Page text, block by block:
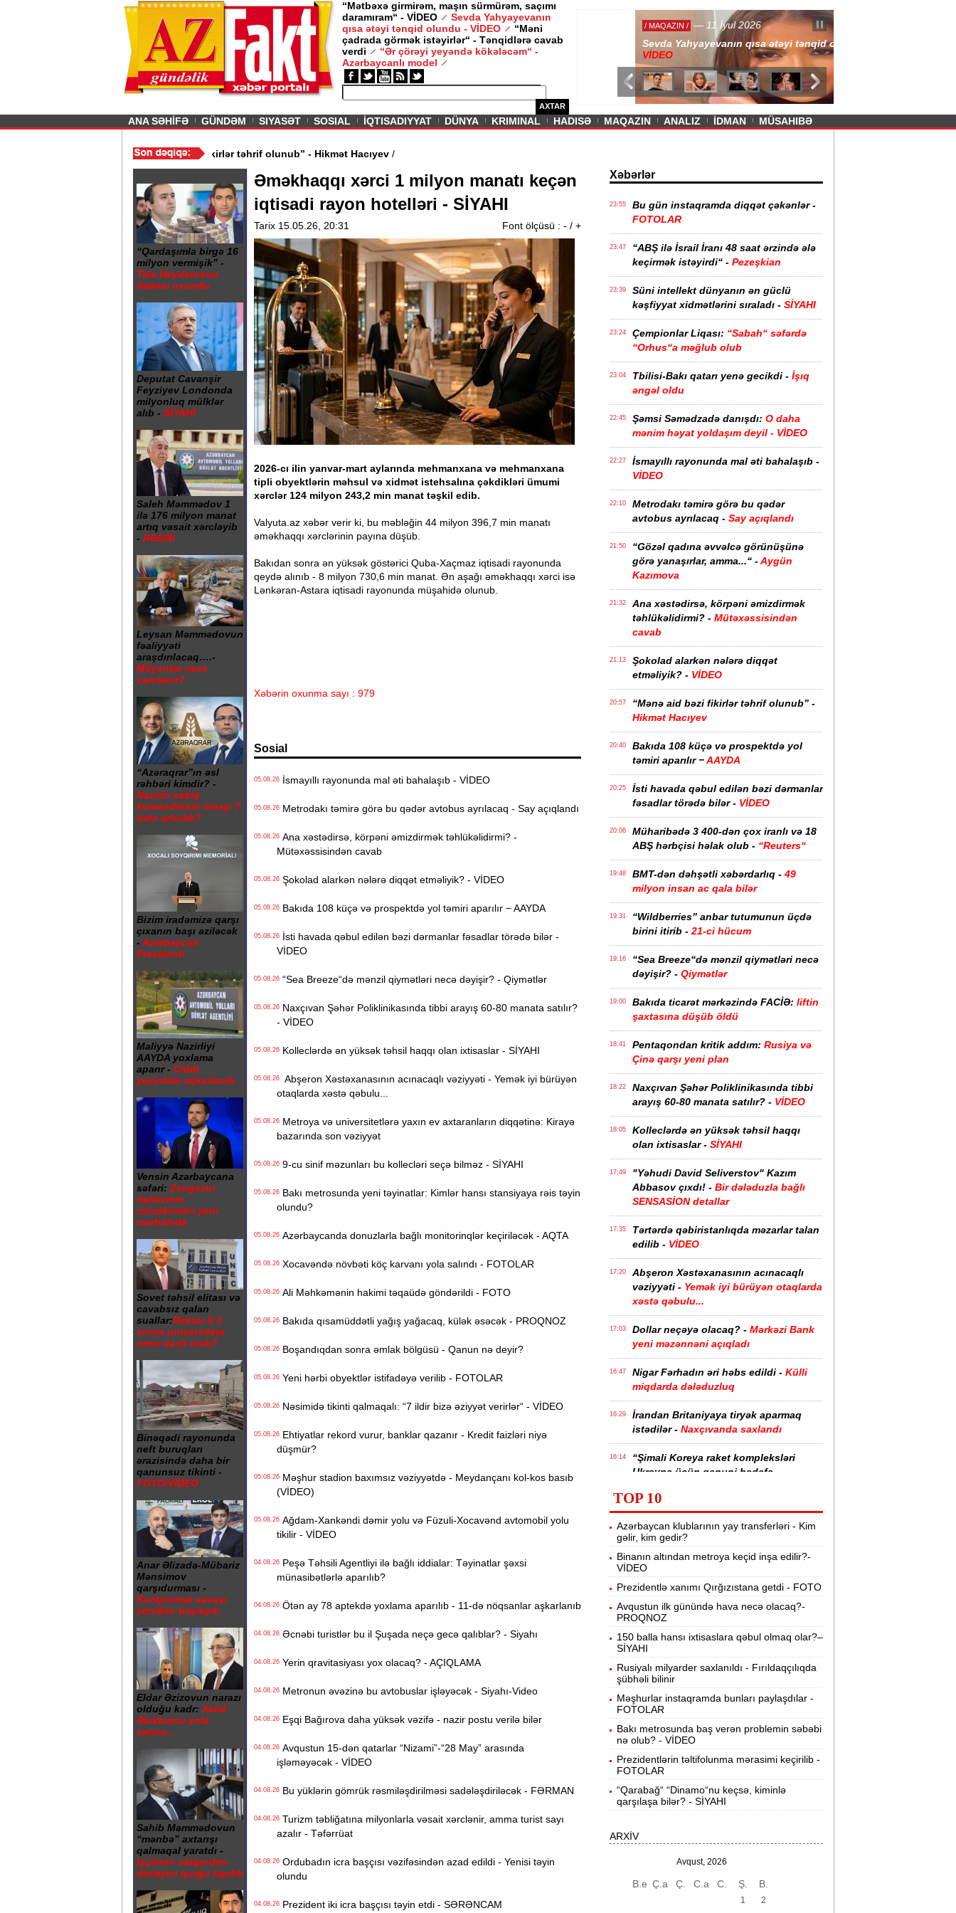
“Mətbəxə girmirəm, maşın sürmürəm, saçımı
daramıram“ - VİDEO
Sevda Yahyayevanın
qısa ətəyi tənqid olundu - VİDEO
“Məni
çadrada görmək istəyirlər“ - Tənqidlərə cavab
verdi
“Ər çörəyi yeyəndə kökələcəm“ -
Azərbaycanlı model
AXTAR
— 11 İyul 2026
Sevda Yahyayevanın qısa ətəyi tənqid olundu -
Previous
ANA SƏHİFƏ GÜNDƏM SIYASƏT SOSIAL İQTISADIYYAT DÜNYA KRIMINAL HADISƏ MAQAZIN ANALIZ İDMAN MÜSAHIBƏ
nələrə diqqət etməliyik? - VİDEO/“Mənə aid bəzi fikirlər təhrif olunub” - Hikmət Hacıyev
“Qardaşımla birgə 16
milyon vermişik” -
Tale Heydərovun
ifadəsi oxundu
Deputat Cavanşir
Feyziyev Londonda
milyonluq mülklər
alıb - SİYAHI
Saleh Məmmədov 1
ilə 176 milyon manat
artıq vəsait xərcləyib
- RƏSMİ
Leysan Məmmədovun
fəaliyyəti
araşdırılacaq….-
Milyonlar necə
xərclənir?
“Azəraqrar”ın əsl
rəhbəri kimdir? -
Nazirin sabiq
komandirinin maaşı 7
dəfə artırılıb?
Bizim iradəmizə qarşı
çıxanın başı əziləcək
- Azərbaycan
Prezidenti
Maliyyə Nazirliyi
AAYDA yoxlama
aparır - Ciddi
yeyintilər aşkarlanıb
Vensin Azərbaycana
səfəri: Zəngəzur
dəhlizinin
müzakirələri yeni
mərhələdə
Sovet təhsil elitası və
cavabsız qalan
suallar:Rektor 6 il
sonra universitetə
necə daxil olub?
Binəqədi rayonunda
neft buruqları
ərazisində daha bir
qanunsuz tikinti -
FOTO/VİDEO
Anar Əlizadə-Mübariz
Mənsimov
qarşıdurması -
Kompromat savaşı
yenidən başlayıb
Eldar Əzizovun narazı
olduğu kadr: Xalid
Ələkbərov yola
salınır...
Sahib Məmmədovun
“mənbə” axtarışı
qalmaqal yaratdı -
İşçilərin otağından
dinləyici qurğu tapılıb
Əməkhaqqı xərci 1 milyon manatı keçən
iqtisadi rayon hotelləri - SİYAHI
Tarix 15.05.26, 20:31 Font ölçüsü : - / +
2026-cı ilin yanvar-mart aylarında mehmanxana və mehmanxana
tipli obyektlərin məhsul və xidmət istehsalına çəkdikləri ümumi
xərclər 124 milyon 243,2 min manat təşkil edib.
Valyuta.az xəbər verir ki, bu məbləğin 44 milyon 396,7 min manatı
əməkhaqqı xərclərinin payına düşüb.
Bakıdan sonra ən yüksək göstərici Quba-Xaçmaz iqtisadi rayonunda
qeydə alınıb - 8 milyon 730,6 min manat. Ən aşağı əməkhaqqı xərci isə
Lənkəran-Astara iqtisadi rayonunda müşahidə olunub.
Xəbərin oxunma sayı : 979
Sosial
05.08.26İsmayıllı rayonunda mal əti bahalaşıb - VİDEO
05.08.26Metrodakı təmirə görə bu qədər avtobus ayrılacaq - Say açıqlandı
05.08.26Ana xəstədirsə, körpəni əmizdirmək təhlükəlidirmi? -
Mütəxəssisindən cavab
05.08.26Şokolad alarkən nələrə diqqət etməliyik? - VİDEO
05.08.26Bakıda 108 küçə və prospektdə yol təmiri aparılır − AAYDA
05.08.26İsti havada qəbul edilən bəzi dərmanlar fəsadlar törədə bilər -
VİDEO
05.08.26“Sea Breeze“də mənzil qiymətləri necə dəyişir? - Qiymətlər
05.08.26Naxçıvan Şəhər Poliklinikasında tibbi arayış 60-80 manata satılır?
- VİDEO
05.08.26Kolleclərdə ən yüksək təhsil haqqı olan ixtisaslar - SİYAHI
05.08.26Abşeron Xəstəxanasının acınacaqlı vəziyyəti - Yemək iyi bürüyən
otaqlarda xəstə qəbulu...
05.08.26Metroya və universitetlərə yaxın ev axtaranların diqqətinə: Kirayə
bazarında son vəziyyət
05.08.269-cu sinif məzunları bu kollecləri seçə bilməz - SİYAHI
05.08.26Bakı metrosunda yeni təyinatlar: Kimlər hansı stansiyaya rəis təyin
olundu?
05.08.26Azərbaycanda donuzlarla bağlı monitorinqlər keçiriləcək - AQTA
05.08.26Xocavəndə növbəti köç karvanı yola salındı - FOTOLAR
05.08.26Ali Məhkəmənin hakimi təqaüdə göndərildi - FOTO
05.08.26Bakıda qısamüddətli yağış yağacaq, külək əsəcək - PROQNOZ
05.08.26Boşandıqdan sonra əmlak bölgüsü - Qanun nə deyir?
05.08.26Yeni hərbi obyektlər istifadəyə verilib - FOTOLAR
05.08.26Nəsimidə tikinti qalmaqalı: “7 ildir bizə əziyyət verirlər“ - VİDEO
05.08.26Ehtiyatlar rekord vurur, banklar qazanır - Kredit faizləri niyə
düşmür?
05.08.26Məşhur stadion baxımsız vəziyyətdə - Meydançanı kol-kos basıb
(VİDEO)
05.08.26Ağdam-Xankəndi dəmir yolu və Füzuli-Xocavənd avtomobil yolu
tikilir - VİDEO
04.08.26Peşə Təhsili Agentliyi ilə bağlı iddialar: Təyinatlar şəxsi
münasibətlərlə aparılıb?
04.08.26Ötən ay 78 aptekdə yoxlama aparılıb - 11-də nöqsanlar aşkarlanıb
04.08.26Əcnəbi turistlər bu il Şuşada neçə gecə qalıblar? - Siyahı
04.08.26Yerin qravitasiyası yox olacaq? - AÇIQLAMA
04.08.26Metronun əvəzinə bu avtobuslar işləyəcək - Siyahı-Video
04.08.26Eşqi Bağırova daha yüksək vəzifə - nazir postu verilə bilər
04.08.26Avqustun 15-dən qatarlar “Nizami”-“28 May” arasında
işləməyəcək - VİDEO
04.08.26Bu yüklərin gömrük rəsmiləşdirilməsi sadələşdiriləcək - FƏRMAN
04.08.26Turizm təbliğatına milyonlarla vəsait xərclənir, amma turist sayı
azalır - Təfərrüat
04.08.26Ordubadın icra başçısı vəzifəsindən azad edildi - Yenisi təyin
olundu
04.08.26Prezident iki icra başçısı təyin etdi - SƏRƏNCAM
Xəbərlər
23:55
Bu gün instaqramda diqqət çəkənlər -
FOTOLAR
23:47
“ABŞ ilə İsrail İranı 48 saat ərzində ələ
keçirmək istəyirdi“ - Pezeşkian
23:39
Süni intellekt dünyanın ən güclü
kəşfiyyat xidmətlərini sıraladı - SİYAHI
23:24 Çempionlar Liqası: “Sabah“ səfərdə
“Orhus“a məğlub olub
23:04 Tbilisi-Bakı qatarı yenə gecikdi - İşıq
əngəl oldu
22:45 Şəmsi Səmədzadə danışdı: O daha
mənim həyat yoldaşım deyil - VİDEO
22:27
İsmayıllı rayonunda mal əti bahalaşıb -
VİDEO
22:10
Metrodakı təmirə görə bu qədər
avtobus ayrılacaq - Say açıqlandı
21:50
“Gözəl qadına əvvəlcə görünüşünə
görə yanaşırlar, amma...“ -Aygün
Kazımova
21:32
Ana xəstədirsə, körpəni əmizdirmək
təhlükəlidirmi? - Mütəxəssisindən
cavab
21:13
Şokolad alarkən nələrə diqqət
etməliyik? - VİDEO
20:57
“Mənə aid bəzi fikirlər təhrif olunub” -
Hikmət Hacıyev
20:40
Bakıda 108 küçə və prospektdə yol
təmiri aparılır −AAYDA
20:25
İsti havada qəbul edilən bəzi dərmanlar
fəsadlar törədə bilər - VİDEO
20:06
Müharibədə 3 400-dən çox iranlı və 18
ABŞ hərbçisi həlak olub - “Reuters“
19:48 BMT-dən dəhşətli xəbərdarlıq - 49
milyon insan ac qala bilər
19:31
“Wildberries” anbar tutumunun üçdə
birini itirib - 21-ci hücum
19:16
“Sea Breeze“də mənzil qiymətləri necə
dəyişir? - Qiymətlər
19:00 Bakıda ticarət mərkəzində FACİƏ: liftin
şaxtasına düşüb öldü
18:41 Pentaqondan kritik addım: Rusiya və
Çinə qarşı yeni plan
18:22
Naxçıvan Şəhər Poliklinikasında tibbi
arayış 60-80 manata satılır? - VİDEO
18:05
Kolleclərdə ən yüksək təhsil haqqı
olan ixtisaslar - SİYAHI
17:49
"Yəhudi David Seliverstov" Kazım
Abbasov çıxdı! - Bir dələduzla bağlı
SENSASİON detallar
17:35
Tərtərdə qəbiristanlıqda məzarlar talan
edilib - VİDEO
17:20
Abşeron Xəstəxanasının acınacaqlı
vəziyyəti - Yemək iyi bürüyən otaqlarda
xəstə qəbulu...
17:03 Dollar neçəyə olacaq? - Mərkəzi Bank
yeni məzənnəni açıqladı
16:47 Nigar Fərhadın əri həbs edildi - Külli
miqdarda dələduzluq
16:29
İrandan Britaniyaya tiryək aparmaq
istədilər - Naxçıvanda saxlandı
16:14
“Şimali Koreya raket kompleksləri
Ukrayna üçün qanuni hədəfə
16:00
Metroya və universitetlərə yaxın ev
axtaranların diqqətinə:Kirayə
bazarında son vəziyyət
15:44
Keçmiş Rusiya və Avropa rəsmiləri
Ukrayna ilə bağlı gizli görüş keçirib -
Bloomberg
15:27
Bakıdan “İsrail bazası“ iddialarına sərt
cavab:“Addım-addım gəzək, İsrailə aid
nəsə varmı?“
15:12
Son 200 ildə dünya iqtisadiyyatının
liderləri kimlər olub? -Siyahı
14:58 Türkiyə ordusunda bir ilk:Polkovnik
Özlem Karapınar general oldu
14:42
Mərkəzi Bank yoxlama apardı:
“Manato“ 50, rəhbəri 10 min manat
cərimələndi
bilməz -SİYAHI
Kimlər hansı stansiyaya rəis təyin
TOP 10
Azərbaycan klublarının yay transferləri - Kim
gəlir, kim gedir?
Binanın altından metroya keçid inşa edilir?-
VİDEO
Prezidentlə xanımı Qırğızıstana getdi - FOTO
Avqustun ilk günündə hava necə olacaq?-
PROQNOZ
150 balla hansı ixtisaslara qəbul olmaq olar?–
SİYAHI
Rusiyalı milyarder saxlanıldı - Fırıldaqçılıqda
şübhəli bilinir
Məşhurlar instaqramda bunları paylaşdılar -
FOTOLAR
Bakı metrosunda baş verən problemin səbəbi
nə olub? - VİDEO
Prezidentlərin təltifolunma mərasimi keçirilib -
FOTOLAR
“Qarabağ“ “Dinamo“nu keçsə, kiminlə
qarşılaşa bilər? - SİYAHI
ARXİV
Avqust, 2026
B.e Ç.a Ç. C.a C. Ş. B.
1 2